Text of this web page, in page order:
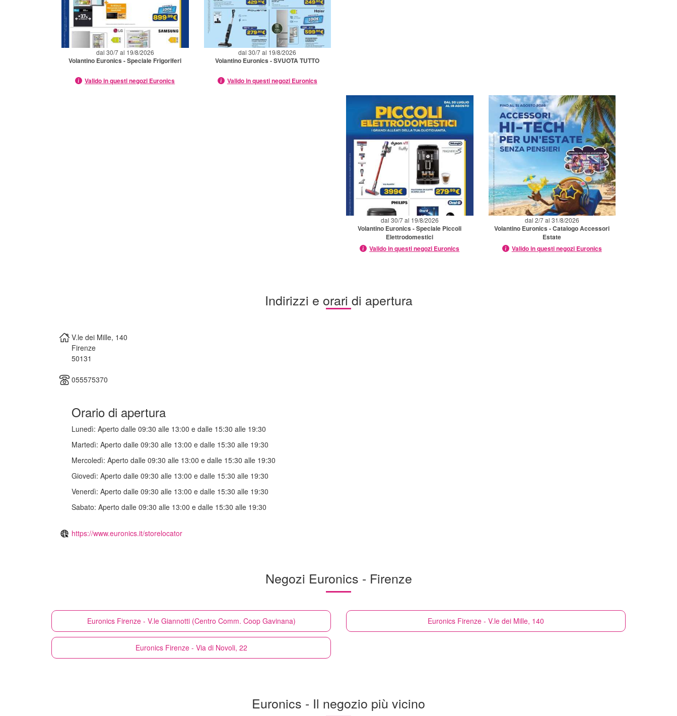
dal 30/7 al 19/8/2026
Volantino Euronics - Speciale Frigoriferi
Valido in questi negozi Euronics
dal 30/7 al 19/8/2026
Volantino Euronics - SVUOTA TUTTO
Valido in questi negozi Euronics
dal 30/7 al 19/8/2026
Volantino Euronics - Speciale Piccoli
Elettrodomestici
Valido in questi negozi Euronics
dal 2/7 al 31/8/2026
Volantino Euronics - Catalogo Accessori
Estate
Valido in questi negozi Euronics
Indirizzi e orari di apertura
V.le dei Mille, 140
Firenze
50131
055575370
Orario di apertura
Lunedì: Aperto dalle 09:30 alle 13:00 e dalle 15:30 alle 19:30
Martedì: Aperto dalle 09:30 alle 13:00 e dalle 15:30 alle 19:30
Mercoledì: Aperto dalle 09:30 alle 13:00 e dalle 15:30 alle 19:30
Giovedì: Aperto dalle 09:30 alle 13:00 e dalle 15:30 alle 19:30
Venerdì: Aperto dalle 09:30 alle 13:00 e dalle 15:30 alle 19:30
Sabato: Aperto dalle 09:30 alle 13:00 e dalle 15:30 alle 19:30
https://www.euronics.it/storelocator
Negozi Euronics - Firenze
Euronics Firenze - V.le Giannotti (Centro Comm. Coop Gavinana) Euronics Firenze - V.le dei Mille, 140
Euronics Firenze - Via di Novoli, 22
Euronics - Il negozio più vicino